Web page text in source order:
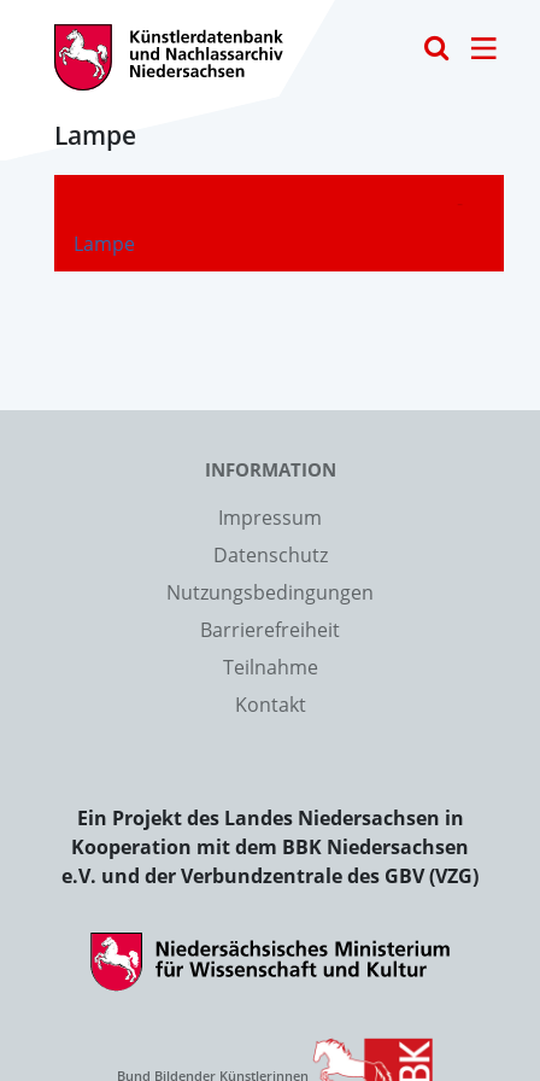
Lampe
Lampe
-
INFORMATION
Impressum
Datenschutz
Nutzungsbedingungen
Barrierefreiheit
Teilnahme
Kontakt
Ein Projekt des Landes Niedersachsen in
Kooperation mit dem BBK Niedersachsen
e.V. und der Verbundzentrale des GBV (VZG)
Bund Bildender Künstlerinnen